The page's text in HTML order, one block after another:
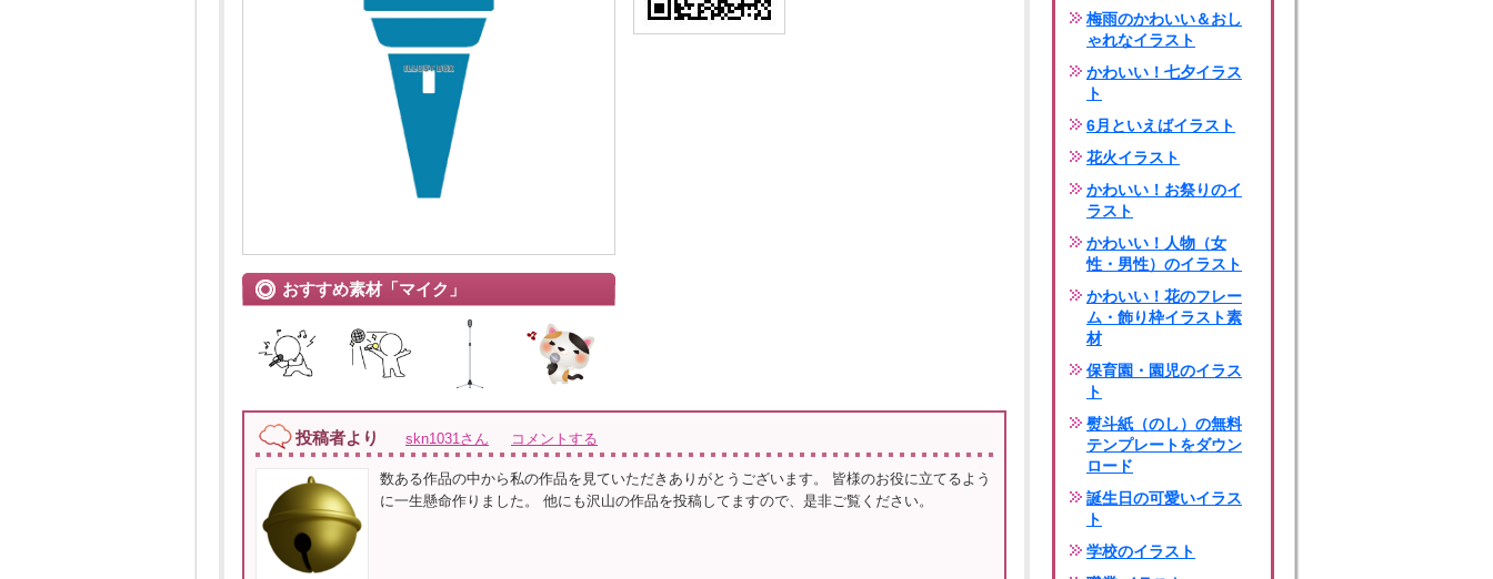
おすすめ素材「マイク」
投稿者より skn1031さん コメントする
数ある作品の中から私の作品を見ていただきありがとうございます。 皆様のお役に立てるよう
に一生懸命作りました。 他にも沢山の作品を投稿してますので、是非ご覧ください。
梅雨のかわいい＆おし
ゃれなイラスト
かわいい！七夕イラス
ト
6月といえばイラスト
花火イラスト
かわいい！お祭りのイ
ラスト
かわいい！人物（女
性・男性）のイラスト
かわいい！花のフレー
ム・飾り枠イラスト素
材
保育園・園児のイラス
ト
熨斗紙（のし）の無料
テンプレートをダウン
ロード
誕生日の可愛いイラス
ト
学校のイラスト